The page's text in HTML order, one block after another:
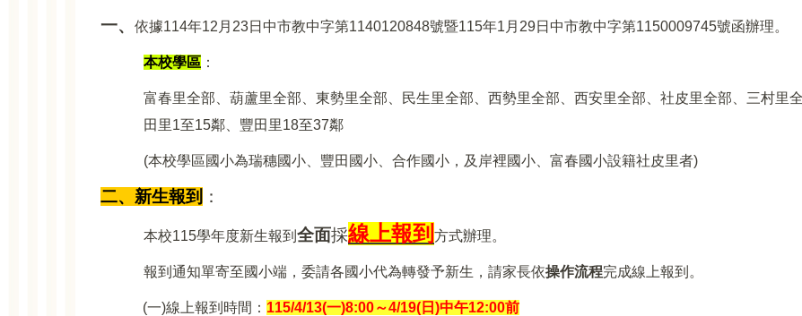
一、 依據114年12月23日中市教中字第1140120848號暨115年1月29日中市教中字第1150009745號函辦理。
本校學區 ：
富春里全部、葫蘆里全部、東勢里全部、民生里全部、西勢里全部、西安里全部、社皮里全部、三村里
田里1至15鄰、豐田里18至37鄰
(本校學區國小為瑞穗國小、豐田國小、合作國小，及岸裡國小、富春國小設籍社皮里者)
二、新生報到 ：
本校115學年度新生報到 全面採線上報到 方式辦理。
報到通知單寄至國小端，委請各國小代為轉發予新生，請家長依操作流程完成線上報到。
(一)線上報到時間： 115/4/13(一)8:00～4/19(日)中午12:00前